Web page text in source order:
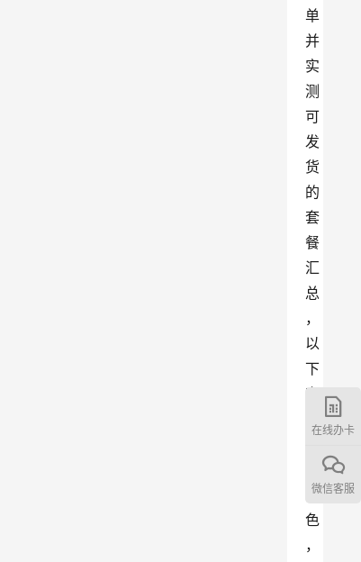
单
并
实
测
可
发
货
的
套
餐
汇
总
，
以
下
套
特
色
，
在线办卡
微信客服